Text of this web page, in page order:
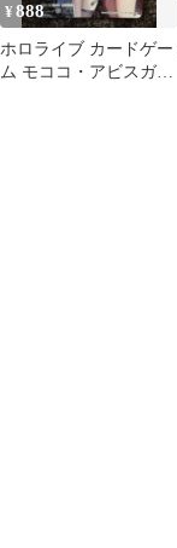
¥888
ホロライブ カードゲー
ム モココ・アビスガー